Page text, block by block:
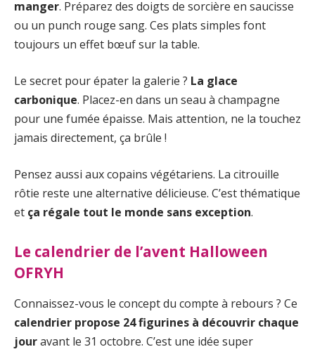
manger. Préparez des doigts de sorcière en saucisse
ou un punch rouge sang. Ces plats simples font
toujours un effet bœuf sur la table.
Le secret pour épater la galerie ? La glace
carbonique. Placez-en dans un seau à champagne
pour une fumée épaisse. Mais attention, ne la touchez
jamais directement, ça brûle !
Pensez aussi aux copains végétariens. La citrouille
rôtie reste une alternative délicieuse. C’est thématique
et ça régale tout le monde sans exception.
Le calendrier de l’avent Halloween
OFRYH
Connaissez-vous le concept du compte à rebours ? Ce
calendrier propose 24 figurines à découvrir chaque
jouravant le 31 octobre. C’est une idée super